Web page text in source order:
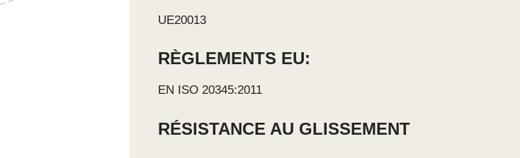
UE20013
RÈGLEMENTS EU:
EN ISO 20345:2011
RÉSISTANCE AU GLISSEMENT